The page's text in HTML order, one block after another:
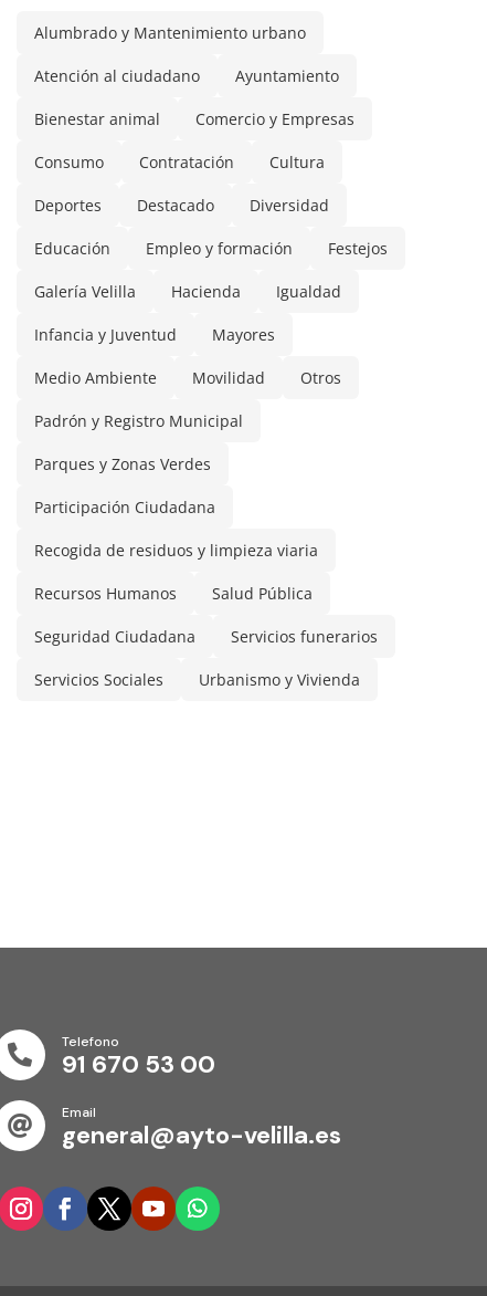
Alumbrado y Mantenimiento urbano
Atención al ciudadano Ayuntamiento
Bienestar animal Comercio y Empresas
Consumo Contratación Cultura
Deportes Destacado Diversidad
Educación Empleo y formación Festejos
Galería Velilla Hacienda Igualdad
Infancia y Juventud Mayores
Medio Ambiente Movilidad Otros
Padrón y Registro Municipal
Parques y Zonas Verdes
Participación Ciudadana
Recogida de residuos y limpieza viaria
Recursos Humanos Salud Pública
Seguridad Ciudadana Servicios funerarios
Servicios Sociales Urbanismo y Vivienda

Telefono
91 670 53 00

Email
general@ayto-velilla.es